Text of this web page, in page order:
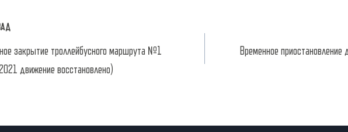
закрытие троллейбусного маршрута №1
движение восстановлено)
Временное